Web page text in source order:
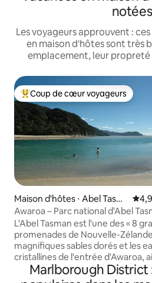
notées
Les voyageurs approuvent :
en maison d'hôtes sont très
emplacement, leur propreté
Coups de cœur voyageurs les
Coup de cœur voyageurs
Maison d'hôtes ⋅ Abel Tasm
an National Park
Awaroa – Parc national d'Abel
L'Abel Tasman est l'une des « 8
promenades de Nouvelle-Zélande ».
magnifiques sables dorés et les
cristallines de l'entrée d'Awaroa,
que le sentier Abel Tasman sont
porte. Notre propriété en bord de mer à
Marlborough